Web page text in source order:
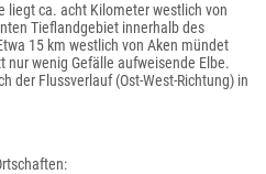
liegt ca. acht Kilometer westlich von
Tieflandgebiet innerhalb des
15 km westlich von Aken mündet
wenig Gefälle aufweisende Elbe.
der Flussverlauf (Ost-West-Richtung) in